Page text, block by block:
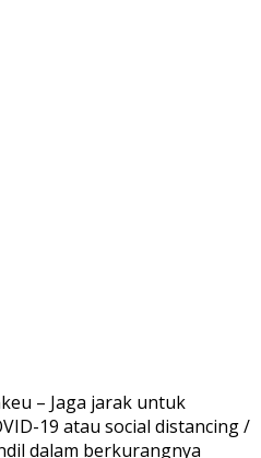
– Jaga jarak untuk
19 atau social distancing /
dalam berkurangnya